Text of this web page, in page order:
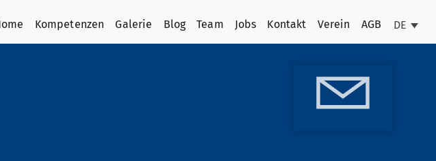
Kompetenzen Galerie Blog Team Jobs Kontakt Verein AGB DE